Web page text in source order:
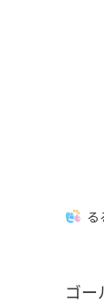
る
ゴー